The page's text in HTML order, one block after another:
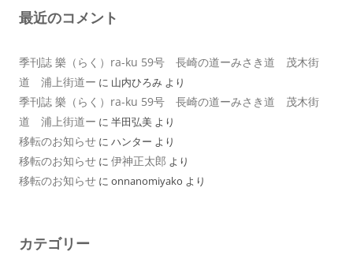
最近のコメント
季刊誌 樂（らく）ra-ku 59号 長崎の道ーみさき道 茂木街
道 浦上街道ー に 山内ひろみ より
季刊誌 樂（らく）ra-ku 59号 長崎の道ーみさき道 茂木街
道 浦上街道ー に 半田弘美 より
移転のお知らせ に ハンター より
移転のお知らせ に 伊神正太郎 より
移転のお知らせ に onnanomiyako より
カテゴリー